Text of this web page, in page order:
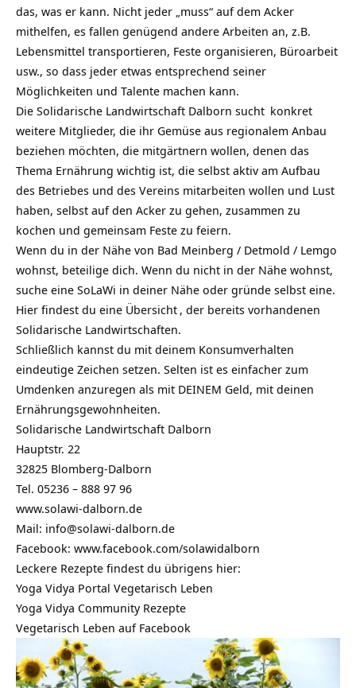
das, was er kann. Nicht jeder „muss“ auf dem Acker
mithelfen, es fallen genügend andere Arbeiten an, z.B.
Lebensmittel transportieren, Feste organisieren, Büroarbeit
usw., so dass jeder etwas entsprechend seiner
Möglichkeiten und Talente machen kann.
Die Solidarische Landwirtschaft Dalborn sucht konkret
weitere Mitglieder, die ihr Gemüse aus regionalem Anbau
beziehen möchten, die mitgärtnern wollen, denen das
Thema Ernährung wichtig ist, die selbst aktiv am Aufbau
des Betriebes und des Vereins mitarbeiten wollen und Lust
haben, selbst auf den Acker zu gehen, zusammen zu
kochen und gemeinsam Feste zu feiern.
Wenn du in der Nähe von Bad Meinberg / Detmold / Lemgo
wohnst, beteilige dich. Wenn du nicht in der Nähe wohnst,
suche eine SoLaWi in deiner Nähe oder gründe selbst eine.
Hier findest du eine Übersicht , der bereits vorhandenen
Solidarische Landwirtschaften.
Schließlich kannst du mit deinem Konsumverhalten
eindeutige Zeichen setzen. Selten ist es einfacher zum
Umdenken anzuregen als mit DEINEM Geld, mit deinen
Ernährungsgewohnheiten.
Solidarische Landwirtschaft Dalborn
Hauptstr. 22
32825 Blomberg-Dalborn
Tel. 05236 – 888 97 96
www.solawi-dalborn.de
Mail: info@solawi-dalborn.de
Facebook: www.facebook.com/solawidalborn
Leckere Rezepte findest du übrigens hier:
Yoga Vidya Portal Vegetarisch Leben
Yoga Vidya Community Rezepte
Vegetarisch Leben auf Facebook